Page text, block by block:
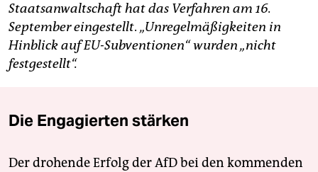
Staatsanwaltschaft hat das Verfahren am 16.
September eingestellt. „Unregelmäßigkeiten in
Hinblick auf EU-Subventionen“ wurden „nicht
festgestellt“.
Die Engagierten stärken
Der drohende Erfolg der AfD bei den kommenden